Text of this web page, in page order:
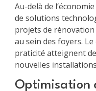
Au-delà de
de solutions
projets de
au sein des foyers.
praticité atteignent
nouvelles
Optimisation